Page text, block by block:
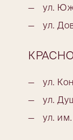
ул.
ул.
ул.
ул.
ул.